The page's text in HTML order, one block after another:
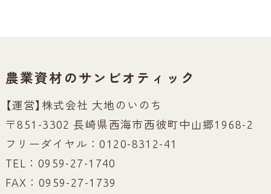
農業資材のサンビオティック
【運営】株式会社 大地のいのち
〒851-3302 長崎県西海市西彼町中山郷1968-2
フリーダイヤル：0120-8312-41
TEL：0959-27-1740
FAX：0959-27-1739